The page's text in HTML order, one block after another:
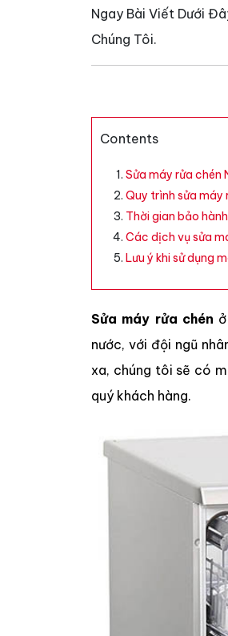
Ngay Bài Viết Dưới
Chúng Tôi.
Contents
Sửa máy rửa chén
Quy trình sửa máy
Thời gian bảo
Các dịch vụ sửa
Lưu ý khi sử dụng
Sửa máy rửa chén
nước, với đội ngũ
xa, chúng tôi sẽ có
quý khách hàng.